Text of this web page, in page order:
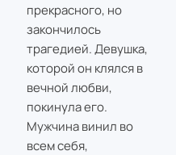
прекрасного, но
закончилось
трагедией. Девушка,
которой он клялся в
вечной любви,
покинула его.
Мужчина винил во
всем себя,